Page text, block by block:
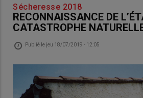
Sécheresse 2018
RECONNAISSANCE DE
CATASTROPHE
Publié le jeu 18/07/2019 - 12:05